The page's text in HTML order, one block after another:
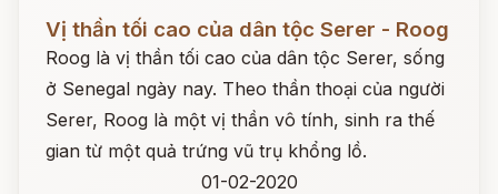
Đọc ngay
Vị thần tối cao của dân tộc Serer - Roog
Roog là vị thần tối cao của dân tộc Serer, sống
ở Senegal ngày nay. Theo thần thoại của người
Serer, Roog là một vị thần vô tính, sinh ra thế
gian từ một quả trứng vũ trụ khổng lồ.
01-02-2020